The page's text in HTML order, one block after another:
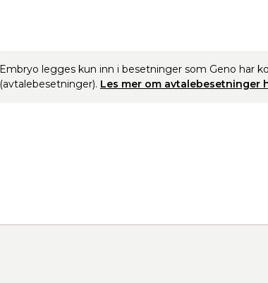
Embryo legges kun inn i besetninger som Geno har
(avtalebesetninger). Les mer om avtalebesetninger